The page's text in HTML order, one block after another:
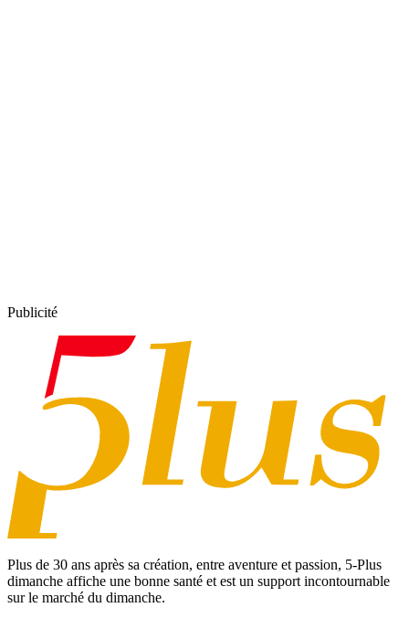
Publicité
Plus de 30 ans après sa création, entre aventure et passion, 5-Plus
dimanche affiche une bonne santé et est un support incontournable
sur le marché du dimanche.